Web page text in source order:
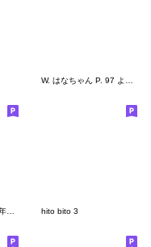
W. はなちゃん P. 97 よく使う動物スタンプ
hito bito 3